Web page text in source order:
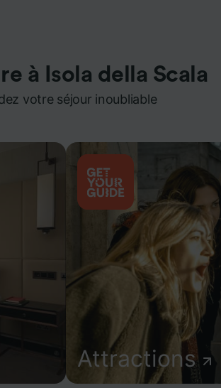
à Isola della Scala
votre séjour inoubliable
Attractions